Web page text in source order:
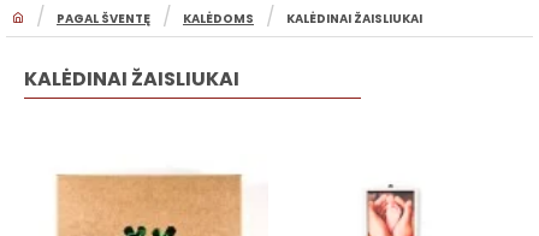
O
PAGAL ŠVENTĘ KALĖDOMS KALĖDINAI ŽAISLIUKAI
KALĖDINAI ŽAISLIUKAI